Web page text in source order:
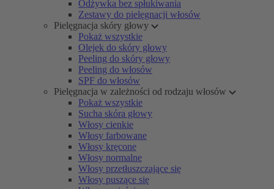
Odżywka bez spłukiwania
Zestawy do pielęgnacji włosów
Pielęgnacja skóry głowy
Pokaż wszystkie
Olejek do skóry głowy
Peeling do skóry głowy
Peeling do włosów
SPF do włosów
Pielęgnacja w zależności od rodzaju włosów
Pokaż wszystkie
Sucha skóra głowy
Włosy cienkie
Włosy farbowane
Włosy kręcone
Włosy normalne
Włosy przetłuszczające się
Włosy puszące się